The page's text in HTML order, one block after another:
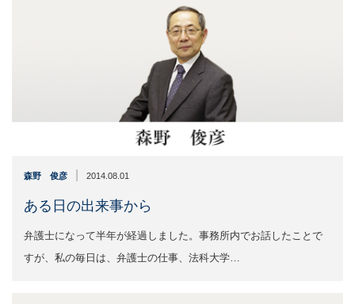
森野 俊彦 2014.08.01
ある日の出来事から
弁護士になって半年が経過しました。事務所内でお話したことで
すが、私の毎日は、弁護士の仕事、法科大学…